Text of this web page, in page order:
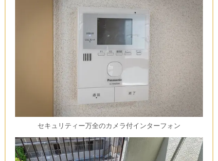
セキュリティー万全のカメラ付インターフォン